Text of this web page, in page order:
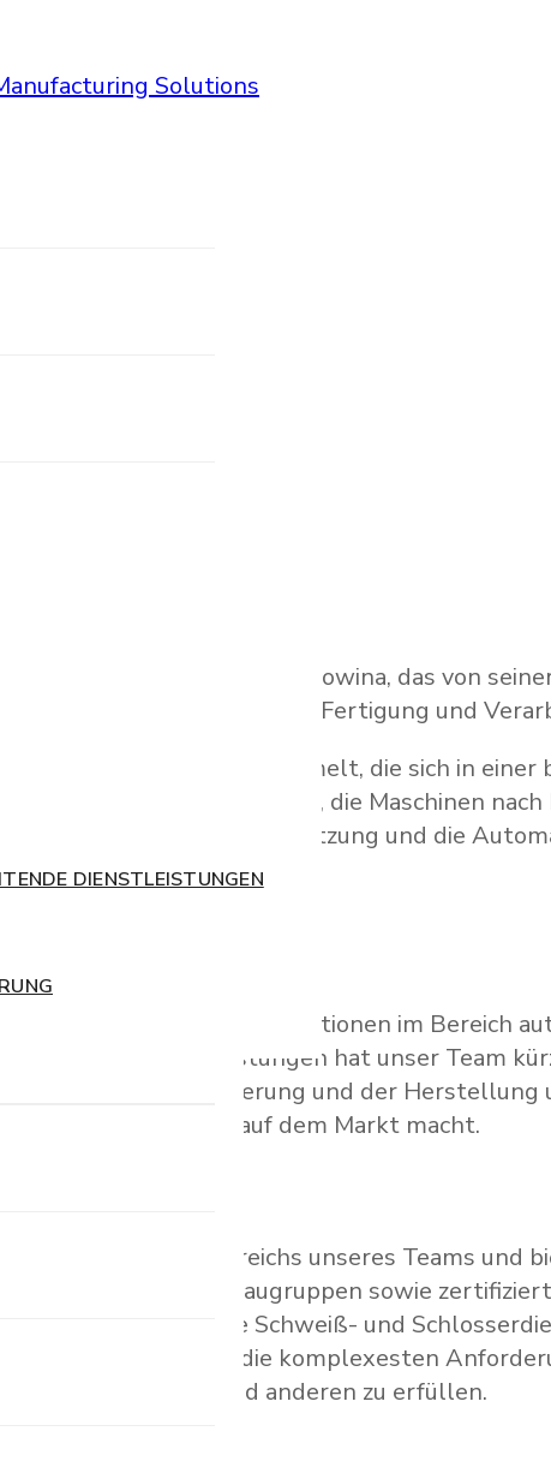
DIENSTLEISTUNGEN
DIENSTLEISTUNGEN
Sitz in Bosnien und Herzegowina, das von
für die industrielle Fertigung und
und Erfahrung gesammelt, die sich in
Ihnen auch die Möglichkeit, die Maschinen
elektrische Umsetzung und die
und erfolgreichen Operationen im Bereich
Verpackungsausrüstungen hat unser Team
CAD/CAMModellierung und der
einzigartig auf dem Markt macht.
des Geschäftsbereichs unseres Teams
von Positionen und Baugruppen sowie
auch professionelle Schweiß- und
sind wir in der Lage, die komplexesten
und anderen zu erfüllen.